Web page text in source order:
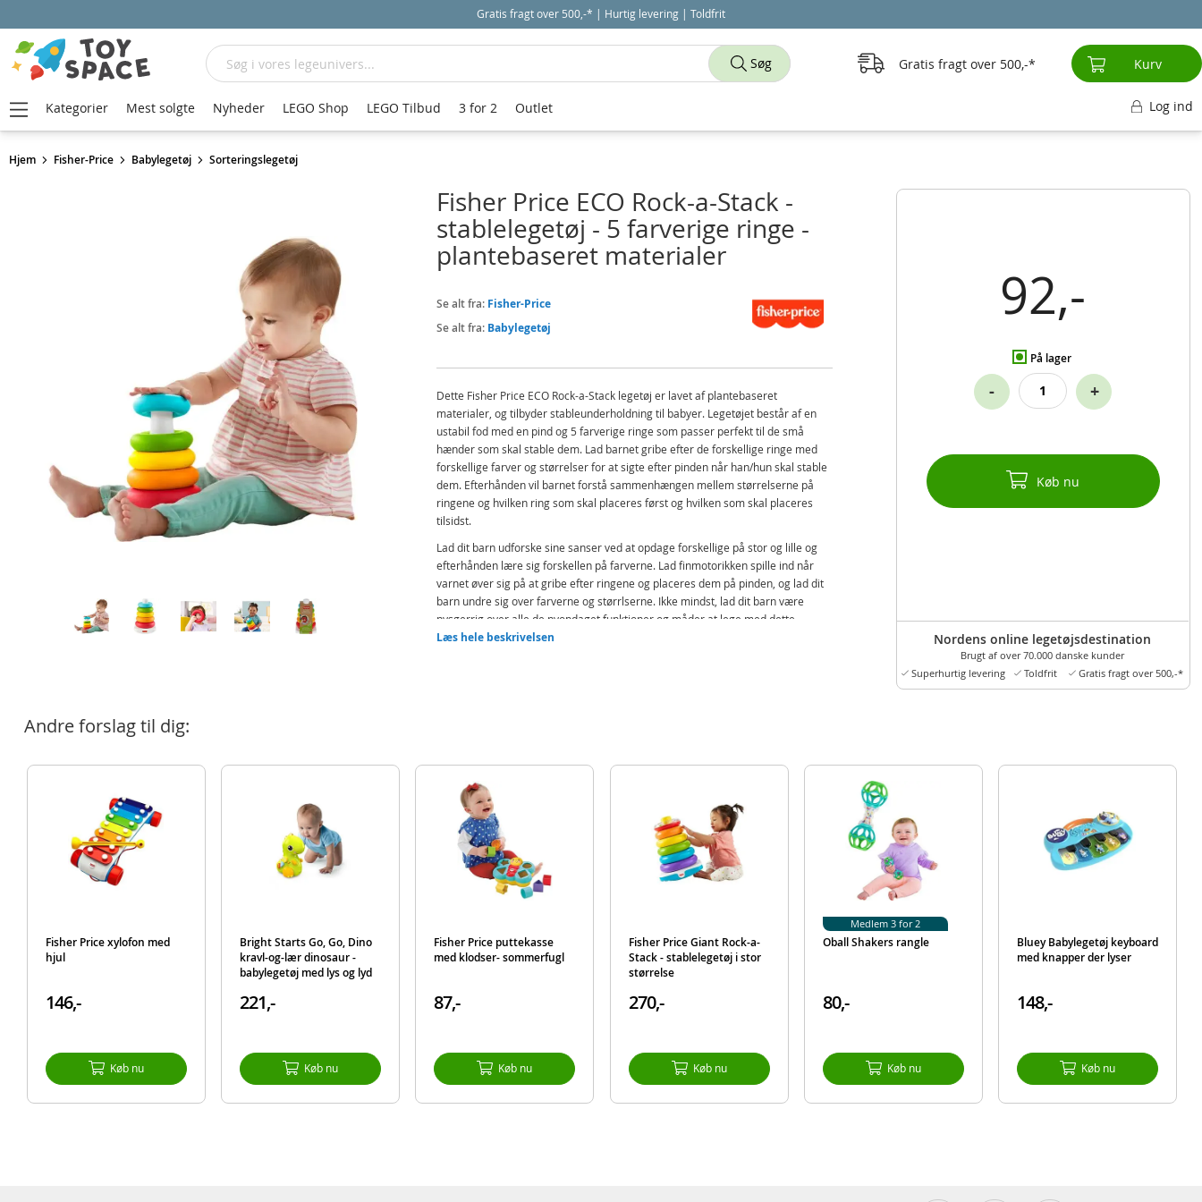
Gratis fragt over 500,-* | Hurtig levering | Toldfrit
Hjem Fisher-Price Babylegetøj Sorteringslegetøj
92,-
På lager
- +
Køb nu
Nordens online legetøjsdestination
Brugt af over 70.000 danske kunder
Superhurtig levering
Toldfrit Gratis fragt over 500,-*
Fisher Price ECO Rock-a-Stack -
stablelegetøj - 5 farverige ringe -
plantebaseret materialer
Se alt fra: Fisher-Price
Se alt fra: Babylegetøj
Dette Fisher Price ECO Rock-a-Stack legetøj er lavet af plantebaseret
materialer, og tilbyder stableunderholdning til babyer. Legetøjet består af en
ustabil fod med en pind og 5 farverige ringe som passer perfekt til de små
hænder som skal stable dem. Lad barnet gribe efter de forskellige ringe med
forskellige farver og størrelser for at sigte efter pinden når han/hun skal stable
dem. Efterhånden vil barnet forstå sammenhængen mellem størrelserne på
ringene og hvilken ring som skal placeres først og hvilken som skal placeres
tilsidst.
Lad dit barn udforske sine sanser ved at opdage forskellige på stor og lille og
efterhånden lære sig forskellen på farverne. Lad finmotorikken spille ind når
varnet øver sig på at gribe efter ringene og placeres dem på pinden, og lad dit
barn undre sig over farverne og størrlserne. Ikke mindst, lad dit barn være
nysgerrig over alle de nyopdaget funktioner og måder at lege med dette
stabletårn på.
Kommer i FSC-certificeret pakke
Mål: 21 x 13 cm (HxB)
Alder: fra 6 mdr.
Produktdetaljer
Model
Læs hele beskrivelsen
Andre forslag til dig:
Fisher Price xylofon med
hjul
146,-
Køb nu
Bright Starts Go, Go, Dino
kravl-og-lær dinosaur -
babylegetøj med lys og lyd
221,-
Køb nu
Fisher Price puttekasse
med klodser- sommerfugl
87,-
Køb nu
Fisher Price Giant Rock-a-
Stack - stablelegetøj i stor
størrelse
270,-
Køb nu
Oball Shakers rangle
80,-
Køb nu
Medlem 3 for 2
Bluey Babylegetøj keyboard
med knapper der lyser
148,-
Køb nu
Søg
Søg Gratis fragt over 500,- Kurv
Kategorier Mest solgte Nyheder LEGO Shop LEGO Tilbud 3 for 2 Outlet Log ind